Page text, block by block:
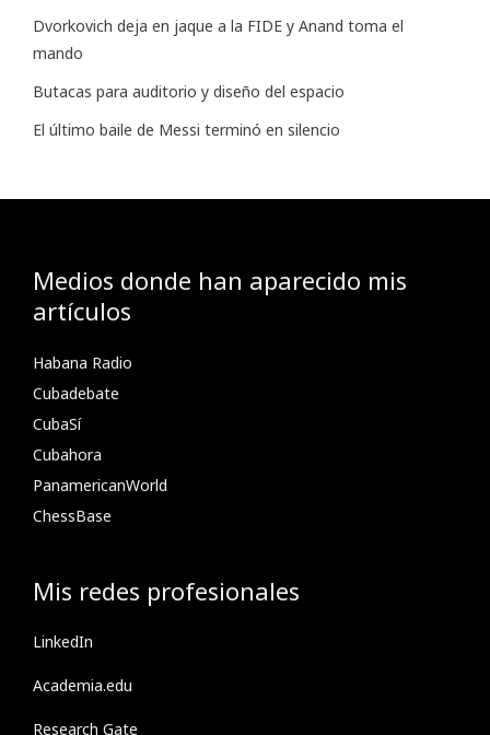
Dvorkovich deja en jaque a la FIDE y Anand toma el
mando
Butacas para auditorio y diseño del espacio
El último baile de Messi terminó en silencio
Medios donde han aparecido mis
artículos
Habana Radio
Cubadebate
CubaSí
Cubahora
PanamericanWorld
ChessBase
Mis redes profesionales
LinkedIn
Academia.edu
Research Gate